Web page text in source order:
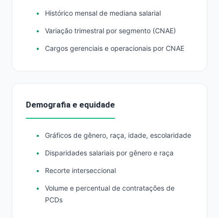
Histórico mensal de mediana salarial
Variação trimestral por segmento (CNAE)
Cargos gerenciais e operacionais por CNAE
Demografia e equidade
Gráficos de gênero, raça, idade, escolaridade
Disparidades salariais por gênero e raça
Recorte interseccional
Volume e percentual de contratações de
PCDs